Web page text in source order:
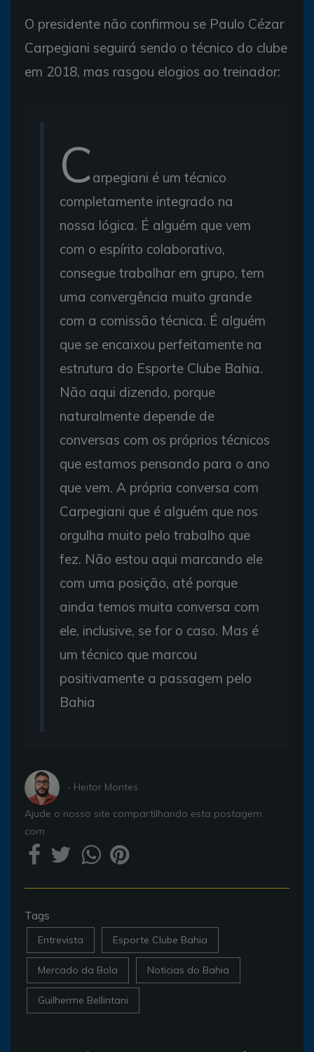
O presidente não confirmou se Paulo Cézar
Carpegiani seguirá sendo o técnico do clube
em 2018, mas rasgou elogios ao treinador:
Carpegiani é um técnico
completamente integrado na
nossa lógica. É alguém que vem
com o espírito colaborativo,
consegue trabalhar em grupo, tem
uma convergência muito grande
com a comissão técnica. É alguém
que se encaixou perfeitamente na
estrutura do Esporte Clube Bahia.
Não aqui dizendo, porque
naturalmente depende de
conversas com os próprios técnicos
que estamos pensando para o ano
que vem. A própria conversa com
Carpegiani que é alguém que nos
orgulha muito pelo trabalho que
fez. Não estou aqui marcando ele
com uma posição, até porque
ainda temos muita conversa com
ele, inclusive, se for o caso. Mas é
um técnico que marcou
positivamente a passagem pelo
Bahia
- Heitor Montes
Ajude o nosso site compartilhando esta postagem
com
Tags
Entrevista Esporte Clube Bahia
Mercado da Bola Noticias do Bahia
Guilherme Bellintani